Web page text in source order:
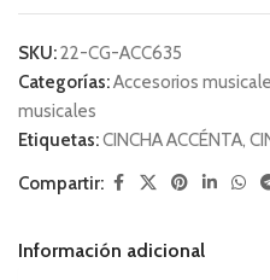
SKU:22-CG-ACC635
Categorías:Accesorios
musicales
Etiquetas:CINCHA ACCÉNTA,
Compartir:
Información adicional